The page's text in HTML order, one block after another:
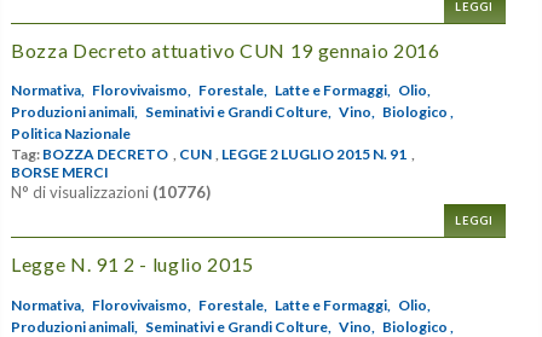
LEGGI
Bozza Decreto attuativo CUN 19 gennaio 2016
Normativa, Florovivaismo, Forestale, Latte e Formaggi, Olio,
Produzioni animali, Seminativi e Grandi Colture, Vino, Biologico ,
Politica Nazionale
Tag: BOZZA DECRETO , CUN , LEGGE 2 LUGLIO 2015 N. 91 ,
BORSE MERCI
N° di visualizzazioni (10776)
LEGGI
Legge N. 91 2 - luglio 2015
Normativa, Florovivaismo, Forestale, Latte e Formaggi,
Olio,
Produzioni animali,
Seminativi e Grandi Colture, Vino,
Biologico ,